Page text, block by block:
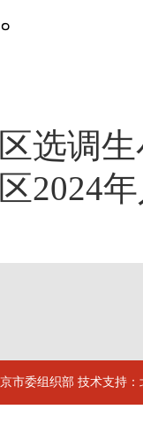
选调
2024
市委组织部 技术支持